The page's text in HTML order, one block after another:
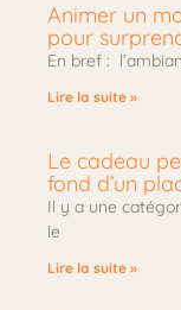
Animer un
pour
En bref :
Lire la suite »
Le cadeau
fond d’un
Il y a une
le
Lire la suite »